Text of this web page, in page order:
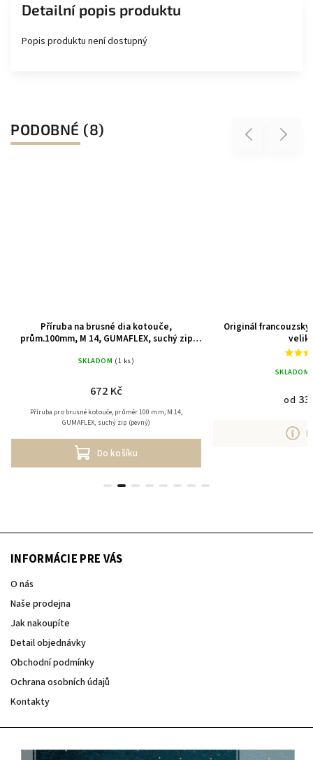
Detailní popis produktu
Popis produktu není dostupný
PODOBNÉ (8) Previous
Příruba na brusné dia kotouče,
prům.100mm, M 14, GUMAFLEX, suchý zip
SKLADOM (1 ks)
672 Kč
Do košíku
Příruba pro brusné kotouče, průměr 100 mm, M 14,
GUMAFLEX, suchý zip (pevný)
Originál
SKLADOM
od
Next
INFORMÁCIE PRE VÁS
O nás
Naše prodejna
Jak nakoupíte
Detail objednávky
Obchodní podmínky
Ochrana osobních údajů
Kontakty